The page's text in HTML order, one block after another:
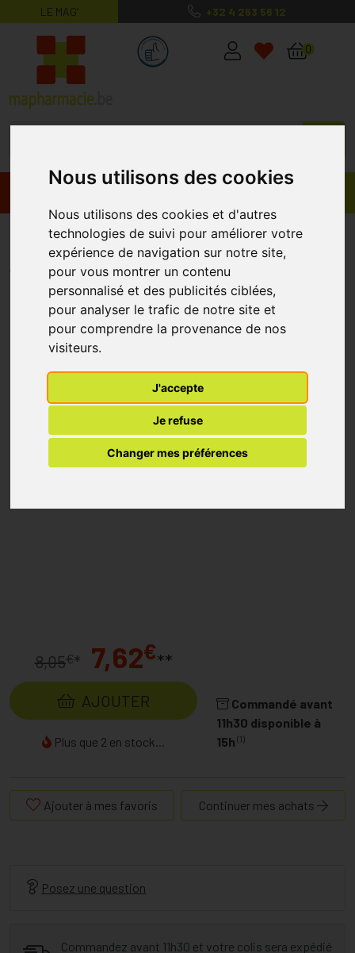
Nous utilisons des cookies
Nous utilisons des cookies et d'autres
technologies de suivi pour améliorer votre
expérience de navigation sur notre site,
pour vous montrer un contenu
personnalisé et des publicités ciblées,
pour analyser le trafic de notre site et
pour comprendre la provenance de nos
visiteurs.
J'accepte
Je refuse
Changer mes préférences
LE MAG’ +32 4 263 56 12
MaPharmacie.be ma santé, mes
0
Beaphar Gel Dentifrice 100g
BEAPHAR
8,05€* 7,62€**
AJOUTER
Plus que 2 en stock...
Commandé avant
11h30 disponible à
15h (1)
Ajouter à mes favoris Continuer mes achats
Posez une question
Commandez avant 11h30 et votre colis sera expédié